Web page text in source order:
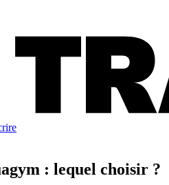
: lequel choisir ?